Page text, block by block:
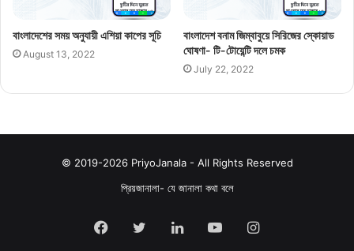
বাংলাদেশের সময় অনুযায়ী এশিয়া কাপের সূচি
August 13, 2022
বাংলাদেশ বনাম জিম্বাবুয়ে সিরিজের স্কোয়াড
ঘোষণা- টি-টোয়েন্টি দলে চমক
July 22, 2022
© 2019-2026 PriyoJanala - All Rights Reserved
প্রিয়জানালা- যে জানালা কথা বলে
Facebook
TwitterLinkedInYouTubeInstagram